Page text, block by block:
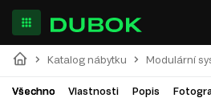
Katalog nábytku Modulární
Všechno Vlastnosti Popis